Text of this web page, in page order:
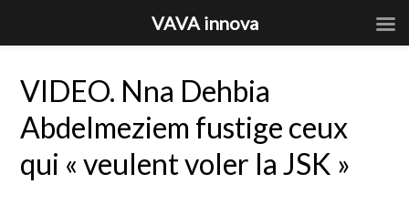
VIDEO. Nna Dehbia
Abdelmeziem fustige ceux
qui « veulent voler la JSK »
VAVA innova